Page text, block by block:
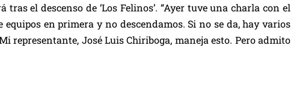
el descenso de ‘Los Felinos’. “Ayer tuve una charla con el
en primera y no descendamos. Si no se da, hay varios
representante, José Luis Chiriboga, maneja esto. Pero admito